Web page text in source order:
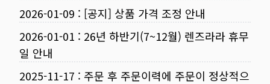
2026-01-09 : [공지] 상품 가격 조정 안내
2026-01-01 : 26년 하반기(7~12월) 렌즈라라 휴무
일 안내
2025-11-17 : 주문 후 주문이력에 주문이 정상적으